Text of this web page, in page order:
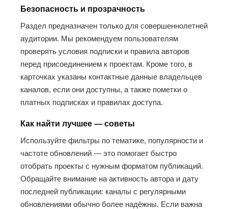
Безопасность и прозрачность
Раздел предназначен только для совершеннолетней
аудитории. Мы рекомендуем пользователям
проверять условия подписки и правила авторов
перед присоединением к проектам. Кроме того, в
карточках указаны контактные данные владельцев
каналов, если они доступны, а также пометки о
платных подписках и правилах доступа.
Как найти лучшее — советы
Используйте фильтры по тематике, популярности и
частоте обновлений — это помогает быстро
отобрать проекты с нужным форматом публикаций.
Обращайте внимание на активность автора и дату
последней публикации: каналы с регулярными
обновлениями обычно более надёжны. Если важна